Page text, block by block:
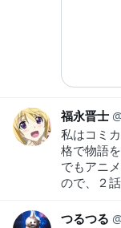
福永晋士
私はコミ
格で物語
でもアニ
ので、２
つるつる